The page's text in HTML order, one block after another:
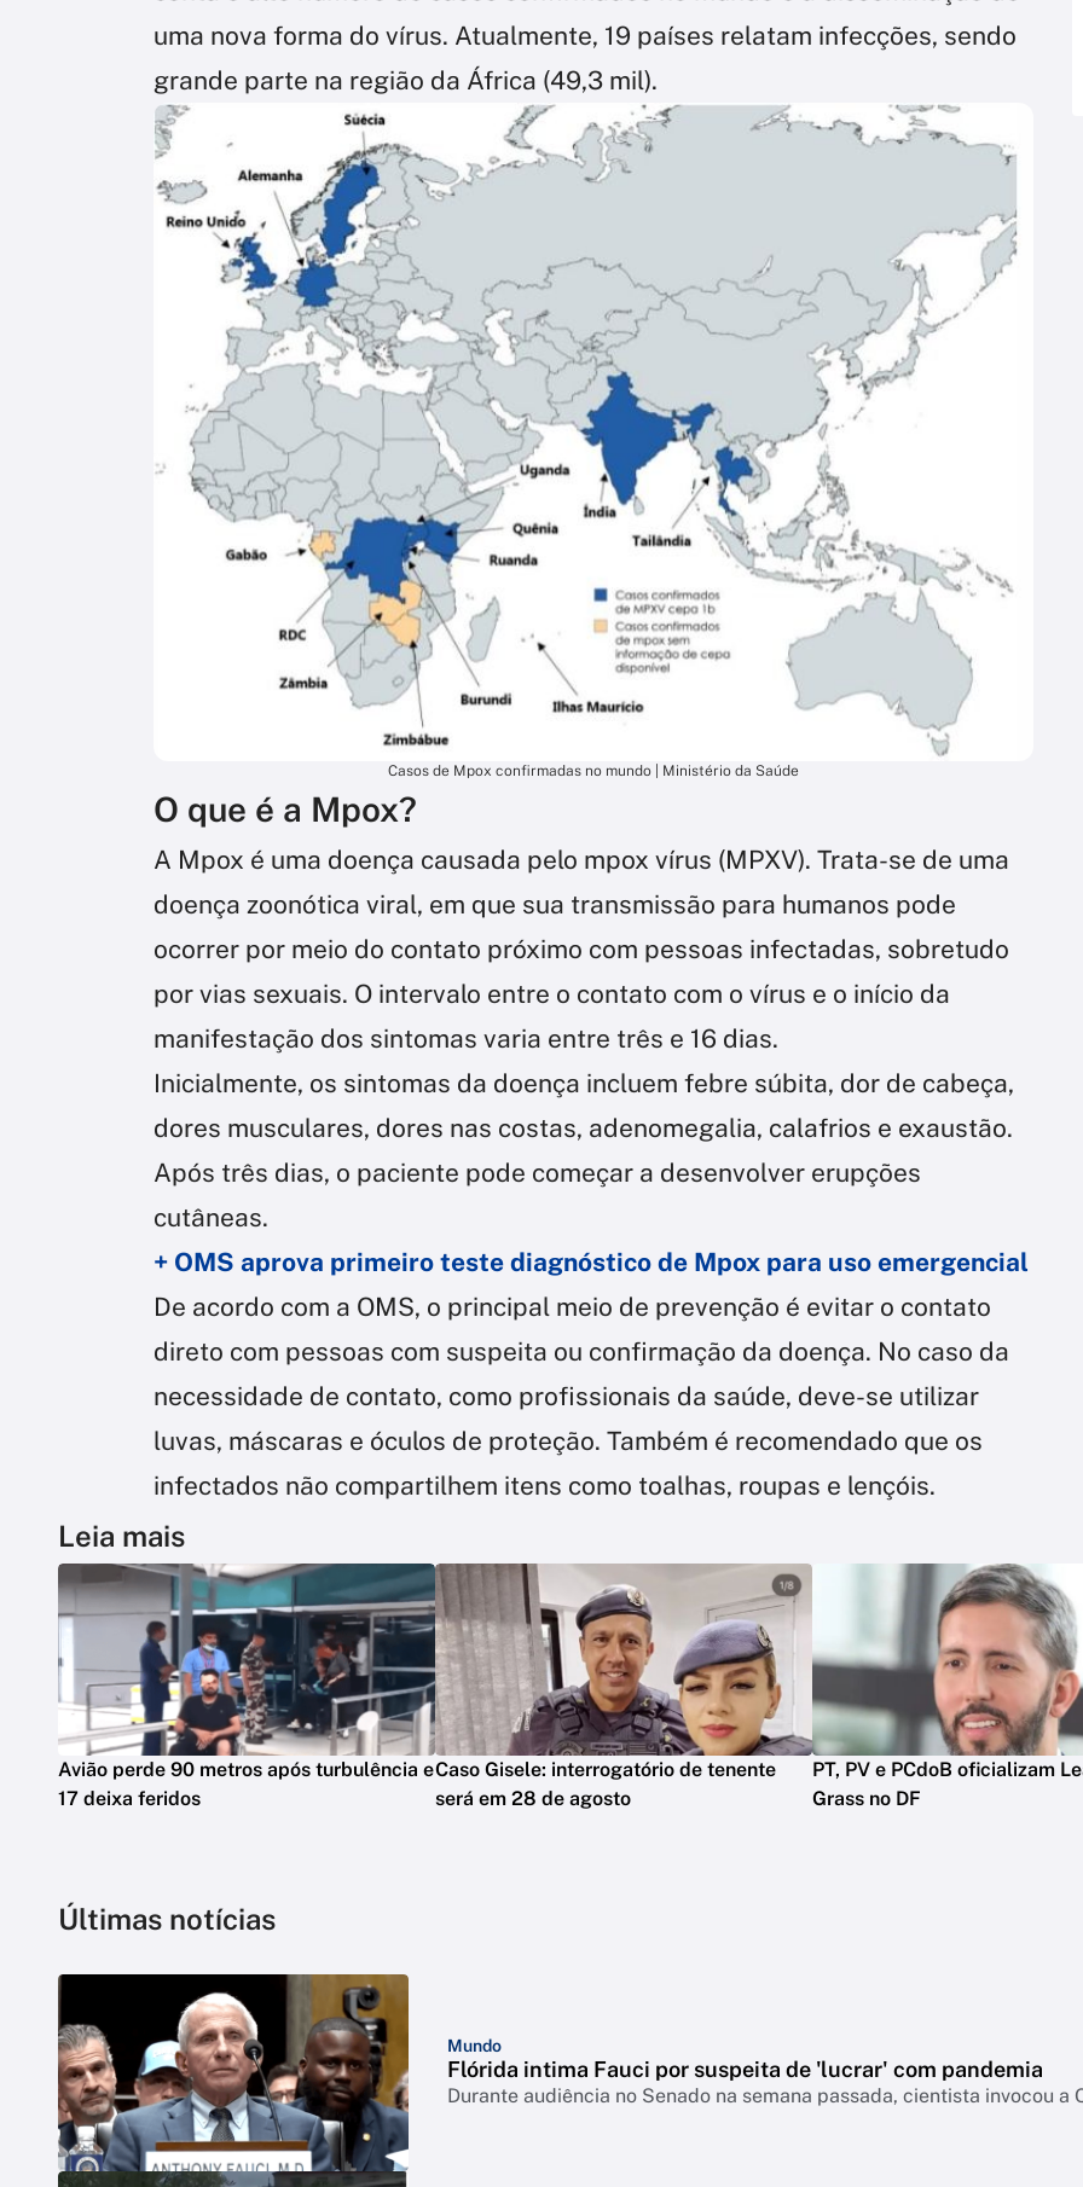
uma nova forma do vírus. Atualmente, 19 países relatam infecções, sendo
grande parte na região da África (49,3 mil).
Casos de Mpox confirmadas no mundo | Ministério da Saúde
O que é a Mpox?
A Mpox é uma doença causada pelo mpox vírus (MPXV). Trata-se de uma
doença zoonótica viral, em que sua transmissão para humanos pode
ocorrer por meio do contato próximo com pessoas infectadas, sobretudo
por vias sexuais. O intervalo entre o contato com o vírus e o início da
manifestação dos sintomas varia entre três e 16 dias.
Inicialmente, os sintomas da doença incluem febre súbita, dor de cabeça,
dores musculares, dores nas costas, adenomegalia, calafrios e exaustão.
Após três dias, o paciente pode começar a desenvolver erupções
cutâneas.
+ OMS aprova primeiro teste diagnóstico de Mpox para uso emergencial
De acordo com a OMS, o principal meio de prevenção é evitar o contato
direto com pessoas com suspeita ou confirmação da doença. No caso da
necessidade de contato, como profissionais da saúde, deve-se utilizar
luvas, máscaras e óculos de proteção. Também é recomendado que os
infectados não compartilhem itens como toalhas, roupas e lençóis.
Leia mais
Avião perde 90 metros após turbulência e
17 deixa feridos
Caso Gisele: interrogatório de tenente
será em 28 de agosto
PT, PV e PCdoB oficializam
Grass no DF
Últimas notícias
Mundo
Flórida intima Fauci por suspeita de 'lucrar' com pandemia
Durante audiência no Senado na semana passada, cientista invocou